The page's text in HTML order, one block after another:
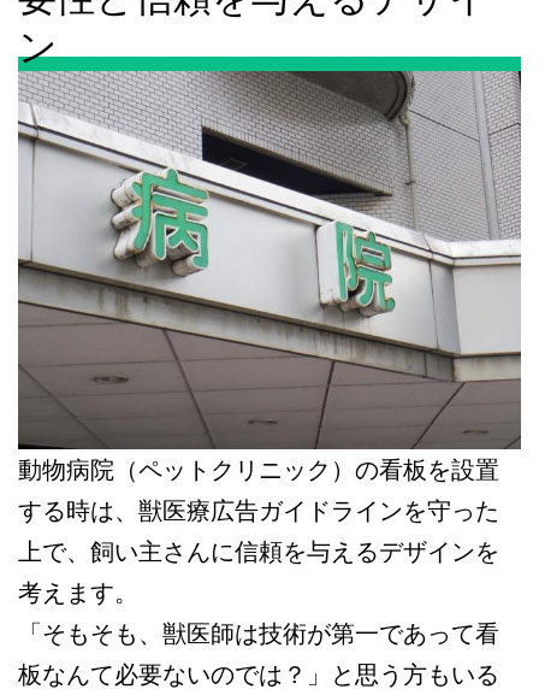
ン
動物病院（ペットクリニック）の看板を設置
する時は、獣医療広告ガイドラインを守った
上で、飼い主さんに信頼を与えるデザインを
考えます。
「そもそも、獣医師は技術が第一であって看
板なんて必要ないのでは？」と思う方もいる